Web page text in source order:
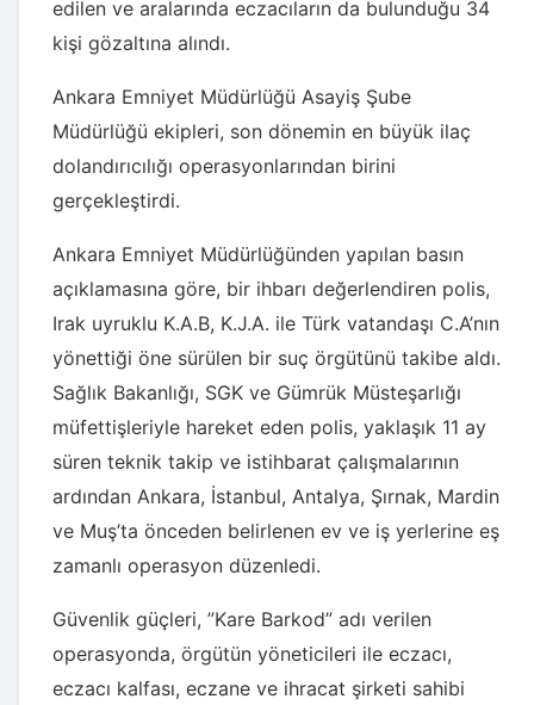
edilen ve aralarında eczacıların da bulunduğu 34
kişi gözaltına alındı.
Ankara Emniyet Müdürlüğü Asayiş Şube
Müdürlüğü ekipleri, son dönemin en büyük ilaç
dolandırıcılığı operasyonlarından birini
gerçekleştirdi.
Ankara Emniyet Müdürlüğünden yapılan basın
açıklamasına göre, bir ihbarı değerlendiren polis,
Irak uyruklu K.A.B, K.J.A. ile Türk vatandaşı C.A’nın
yönettiği öne sürülen bir suç örgütünü takibe aldı.
Sağlık Bakanlığı, SGK ve Gümrük Müsteşarlığı
müfettişleriyle hareket eden polis, yaklaşık 11 ay
süren teknik takip ve istihbarat çalışmalarının
ardından Ankara, İstanbul, Antalya, Şırnak, Mardin
ve Muş’ta önceden belirlenen ev ve iş yerlerine eş
zamanlı operasyon düzenledi.
Güvenlik güçleri, ”Kare Barkod” adı verilen
operasyonda, örgütün yöneticileri ile eczacı,
eczacı kalfası, eczane ve ihracat şirketi sahibi